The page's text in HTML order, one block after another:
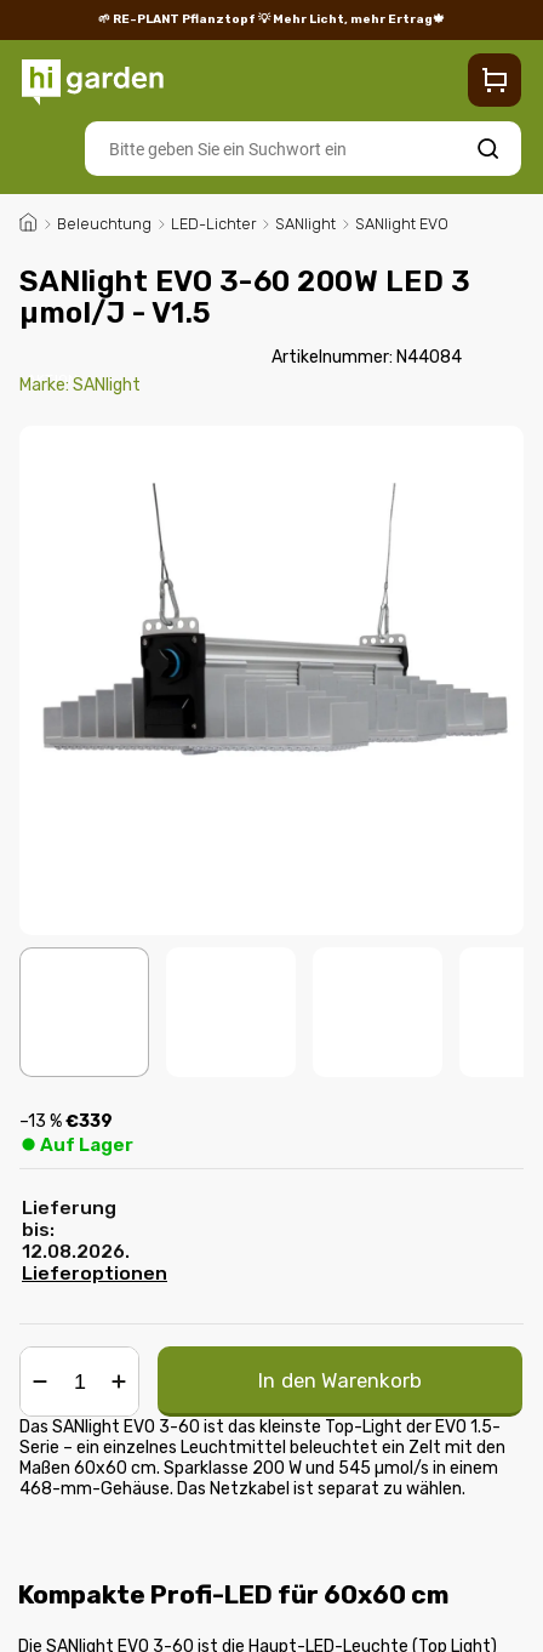
🌱 RE-PLANT Pflanztopf 💡 Mehr Licht, mehr Ertrag🍁
Suchen
/ Beleuchtung / LED-Lichter / SANlight / SANlight EVO
SANlight EVO 3-60 200W LED 3
µmol/J - V1.5
Artikelnummer: N44084
AKTION
Marke: SANlight
–13 %€339
⏺︎ Auf Lager
Lieferung
bis:
12.08.2026.
Lieferoptionen
+
−
In den Warenkorb
Das SANlight EVO 3-60 ist das kleinste Top-Light der EVO 1.5-
Serie – ein einzelnes Leuchtmittel beleuchtet ein Zelt mit den
Maßen 60x60 cm. Sparklasse 200 W und 545 µmol/s in einem
468-mm-Gehäuse. Das Netzkabel ist separat zu wählen.
Kompakte Profi-LED für 60x60 cm
Die SANlight EVO 3-60 ist die Haupt-LED-Leuchte (Top Light)